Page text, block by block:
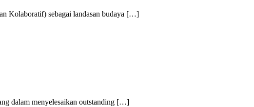
Kolaboratif) sebagai landasan budaya […]
dalam menyelesaikan outstanding […]